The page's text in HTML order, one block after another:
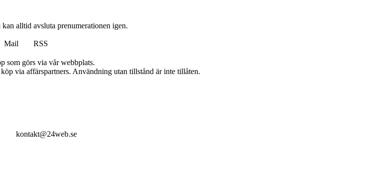
alltid avsluta prenumerationen igen.
Mail
RSS
som görs via vår webbplats.
via affärspartners. Användning utan tillstånd är inte tillåten.
kontakt@24web.se